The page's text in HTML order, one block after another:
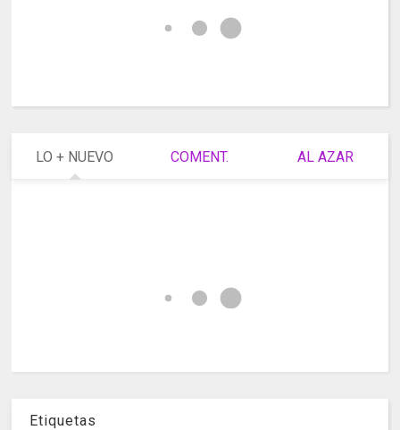
LO + NUEVO COMENT. AL AZAR
Etiquetas